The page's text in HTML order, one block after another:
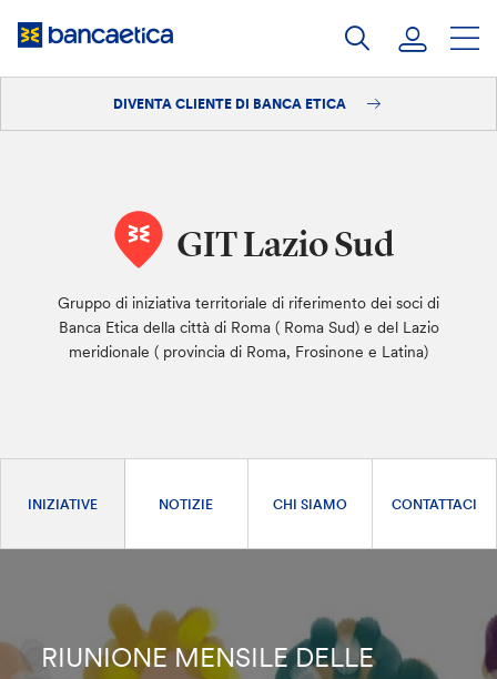
DIVENTA CLIENTE DI BANCA ETICA
GIT Lazio Sud
Gruppo di iniziativa territoriale di riferimento dei soci di
Banca Etica della città di Roma ( Roma Sud) e del Lazio
meridionale ( provincia di Roma, Frosinone e Latina)
INIZIATIVE NOTIZIE CHI SIAMO CONTATTACI
RIUNIONE MENSILE DELLE